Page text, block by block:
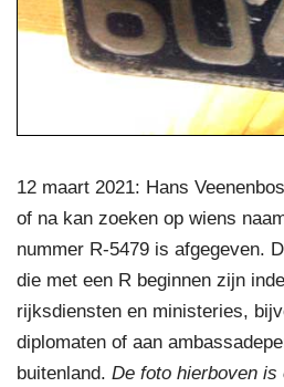
12 maart 2021: Hans
of na kan zoeken op wiens
nummer R-5479 is afgegeven.
die met een R beginnen zijn
rijksdiensten en ministeries,
diplomaten of aan
buitenland. De foto hierboven is